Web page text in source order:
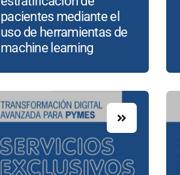
pacientes mediante el
uso de herramientas de
machine learning